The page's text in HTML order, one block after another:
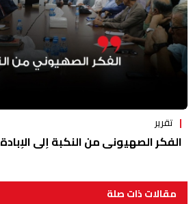
تقرير
الفكر الصهيوني من النكبة إلى الإبادة
مقالات ذات صلة